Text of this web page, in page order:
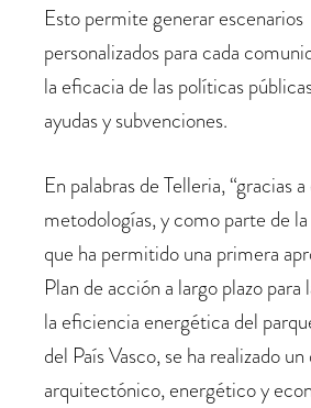
Esto permite generar escenarios
personalizados para cada
la eficacia de las políticas
ayudas y subvenciones.
En palabras de Telleria, “gracias
metodologías, y como parte de
que ha permitido una primera
Plan de acción a largo plazo para
la eficiencia energética del
del País Vasco, se ha realizado
arquitectónico, energético y